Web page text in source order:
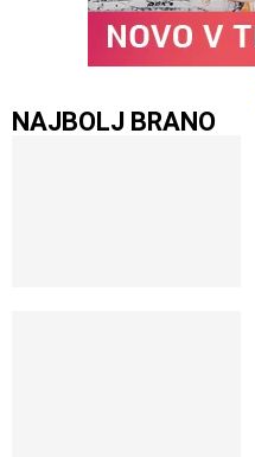
NAJBOLJ BRANO